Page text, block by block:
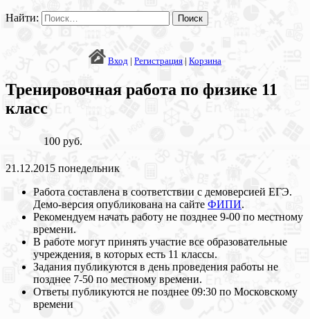
Найти:
Вход | Регистрация | Корзина
Тренировочная работа по физике 11
класс
100 руб.
21.12.2015 понедельник
Работа составлена в соответствии с демоверсией ЕГЭ.
Демо-версия опубликована на сайте ФИПИ.
Рекомендуем начать работу не позднее 9-00 по местному
времени.
В работе могут принять участие все образовательные
учреждения, в которых есть 11 классы.
Задания публикуются в день проведения работы не
позднее 7-50 по местному времени.
Ответы публикуются не позднее 09:30 по Московскому
времени